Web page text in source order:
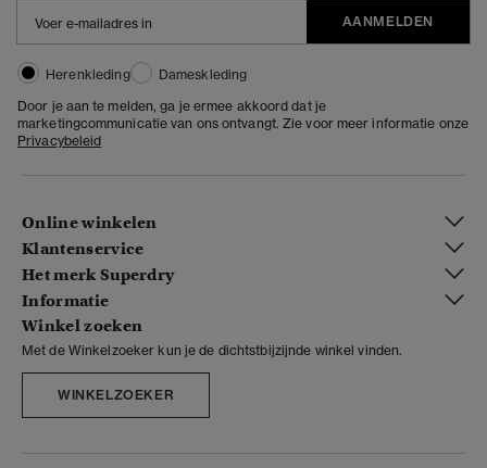
AANMELDEN
Herenkleding
Dameskleding
Door je aan te melden, ga je ermee akkoord dat je
marketingcommunicatie van ons ontvangt. Zie voor meer informatie onze
Privacybeleid
Online winkelen
Klantenservice
Het merk Superdry
Informatie
Winkel zoeken
Met de Winkelzoeker kun je de dichtstbijzijnde winkel vinden.
WINKELZOEKER